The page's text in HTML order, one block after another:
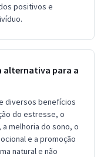
positivos e
alternativa para a
diversos benefícios
do estresse, o
melhoria do sono, o
e a promoção
natural e não